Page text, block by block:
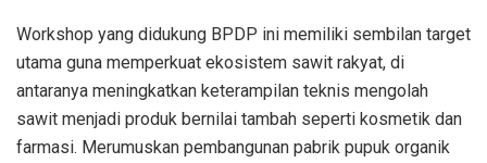
​Workshop yang didukung BPDP ini memiliki sembilan target
utama guna memperkuat ekosistem sawit rakyat, di
antaranya meningkatkan keterampilan teknis mengolah
sawit menjadi produk bernilai tambah seperti kosmetik dan
farmasi. Merumuskan pembangunan pabrik pupuk organik